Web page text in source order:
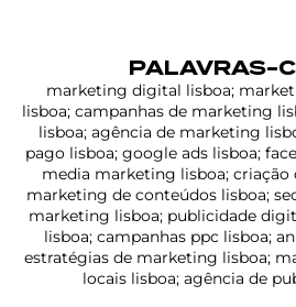
PALAVRAS-
marketing digital lisboa;
lisboa; campanhas de marketing
lisboa; agência de marketing
pago lisboa; google ads lisboa;
media marketing lisboa; criação
marketing de conteúdos lisboa;
marketing lisboa; publicidade
lisboa; campanhas ppc lisboa;
estratégias de marketing lisboa;
locais lisboa; agência de